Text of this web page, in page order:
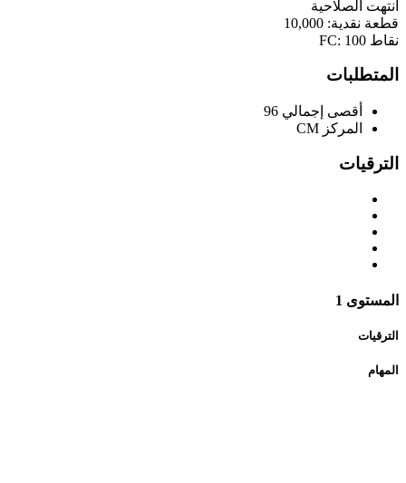
انتهت الصلاحية
قطعة نقدية:
10,000
نقاط FC
: 100
المتطلبات
أقصى إجمالي
المركز
الترقيات
المستوى 1
الترقيات
المهام